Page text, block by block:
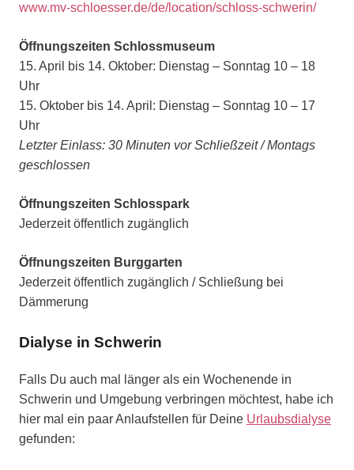
www.mv-schloesser.de/de/location/schloss-schwerin/
Öffnungszeiten Schlossmuseum
15. April bis 14. Oktober: Dienstag – Sonntag 10 – 18
Uhr
15. Oktober bis 14. April: Dienstag – Sonntag 10 – 17
Uhr
Letzter Einlass: 30 Minuten vor Schließzeit / Montags
geschlossen
Öffnungszeiten Schlosspark
Jederzeit öffentlich zugänglich
Öffnungszeiten Burggarten
Jederzeit öffentlich zugänglich / Schließung bei
Dämmerung
Dialyse in Schwerin
Falls Du auch mal länger als ein Wochenende in
Schwerin und Umgebung verbringen möchtest, habe ich
hier mal ein paar Anlaufstellen für Deine Urlaubsdialyse
gefunden: